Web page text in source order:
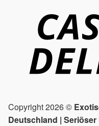
Copyright 2026 ©
Deutschland |